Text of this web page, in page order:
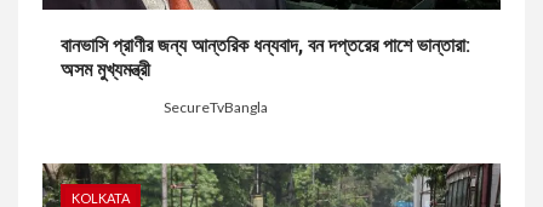
বানভাসি প্রাণীর জন্য আন্তরিক ধন্যবাদ, বন দপ্তরের পাশে ভান্তারা:
অসম মুখ্যমন্ত্রী
SecureTvBangla
KOLKATA